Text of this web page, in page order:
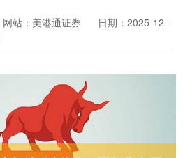
网站：美港通证券
日期：2025-12-